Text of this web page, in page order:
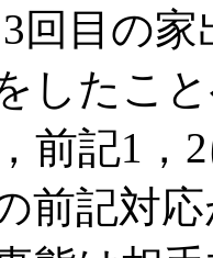
回目の
したこ
前記1，
前記対